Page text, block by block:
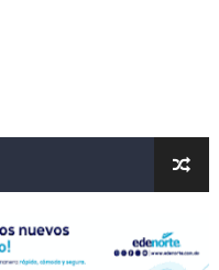
fábrica de
mujer en La Zurza,